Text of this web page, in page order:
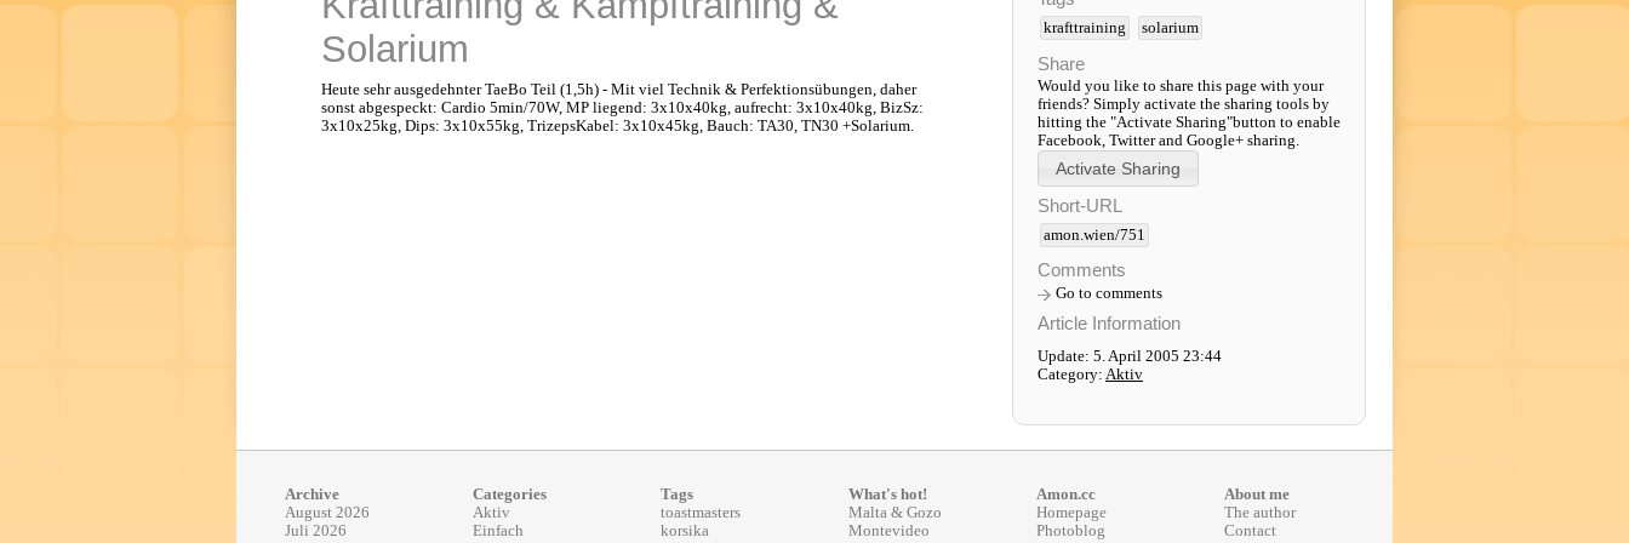
Solarium
Heute sehr ausgedehnter TaeBo Teil (1,5h) - Mit viel Technik & Perfektionsübungen, daher
sonst abgespeckt: Cardio 5min/70W, MP liegend: 3x10x40kg, aufrecht: 3x10x40kg, BizSz:
3x10x25kg, Dips: 3x10x55kg, TrizepsKabel: 3x10x45kg, Bauch: TA30, TN30 +Solarium.
krafttraining solarium
Share
Would you like to share this page with your
friends? Simply activate the sharing tools by
hitting the "Activate Sharing"button to enable
Facebook, Twitter and Google+ sharing.
Short-URL
amon.wien/751
Comments
Go to comments
Article Information
Update: 5. April 2005 23:44
Category: Aktiv
Archive
August 2026
Juli 2026
Categories
Aktiv
Einfach
Tags
toastmasters
korsika
What's hot!
Malta & Gozo
Montevideo
Amon.cc
Homepage
Photoblog
About me
The author
Contact